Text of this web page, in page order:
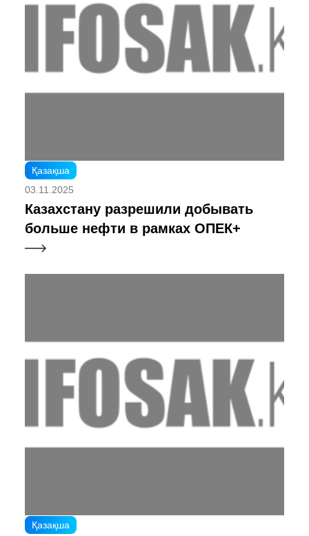
Қазақша
03.11.2025
Казахстану разрешили добывать
больше нефти в рамках ОПЕК+
Қазақша